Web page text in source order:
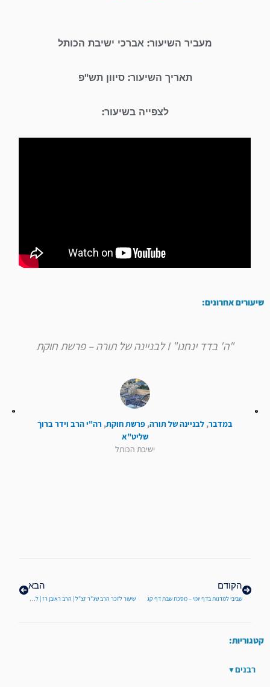
מעביר השיעור: אברכי ישיבת הכותל
תאריך השיעור: סיוון תש"פ
לצפייה בשיעור:
שיעורים אחרונים:
"ה' בדד ינחנו" I לבניינה של תורה – פרשת חוקת
במדבר, לבניינה של תורה, פרשת חוקת, רה"י הרב וידר ברוך
שליט"א
ישיבת הכותל
הקודם
שביבי למדנות בדף יומי – מסכת שבת דף קג
הבא
שיעור לזכר הרב שג"ר זצ"ל | הרב ראובן רז | ליקוטי מוהר"ן קמ"א ס"ח-ס"ט
קטגוריות:
רבנים